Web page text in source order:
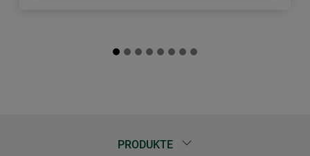
PRODUKTE